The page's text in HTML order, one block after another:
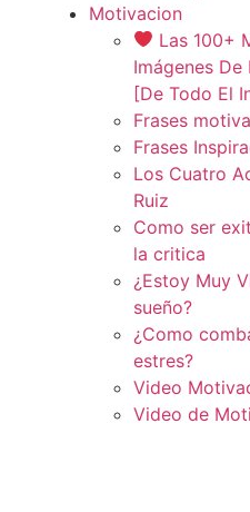
Motivacion
Las 100+
Imágenes
[De Todo El
Frases
Frases
Los Cuatro
Ruiz
Como ser
la critica
¿Estoy Muy
sueño?
¿Como
estres?
Video
Video de